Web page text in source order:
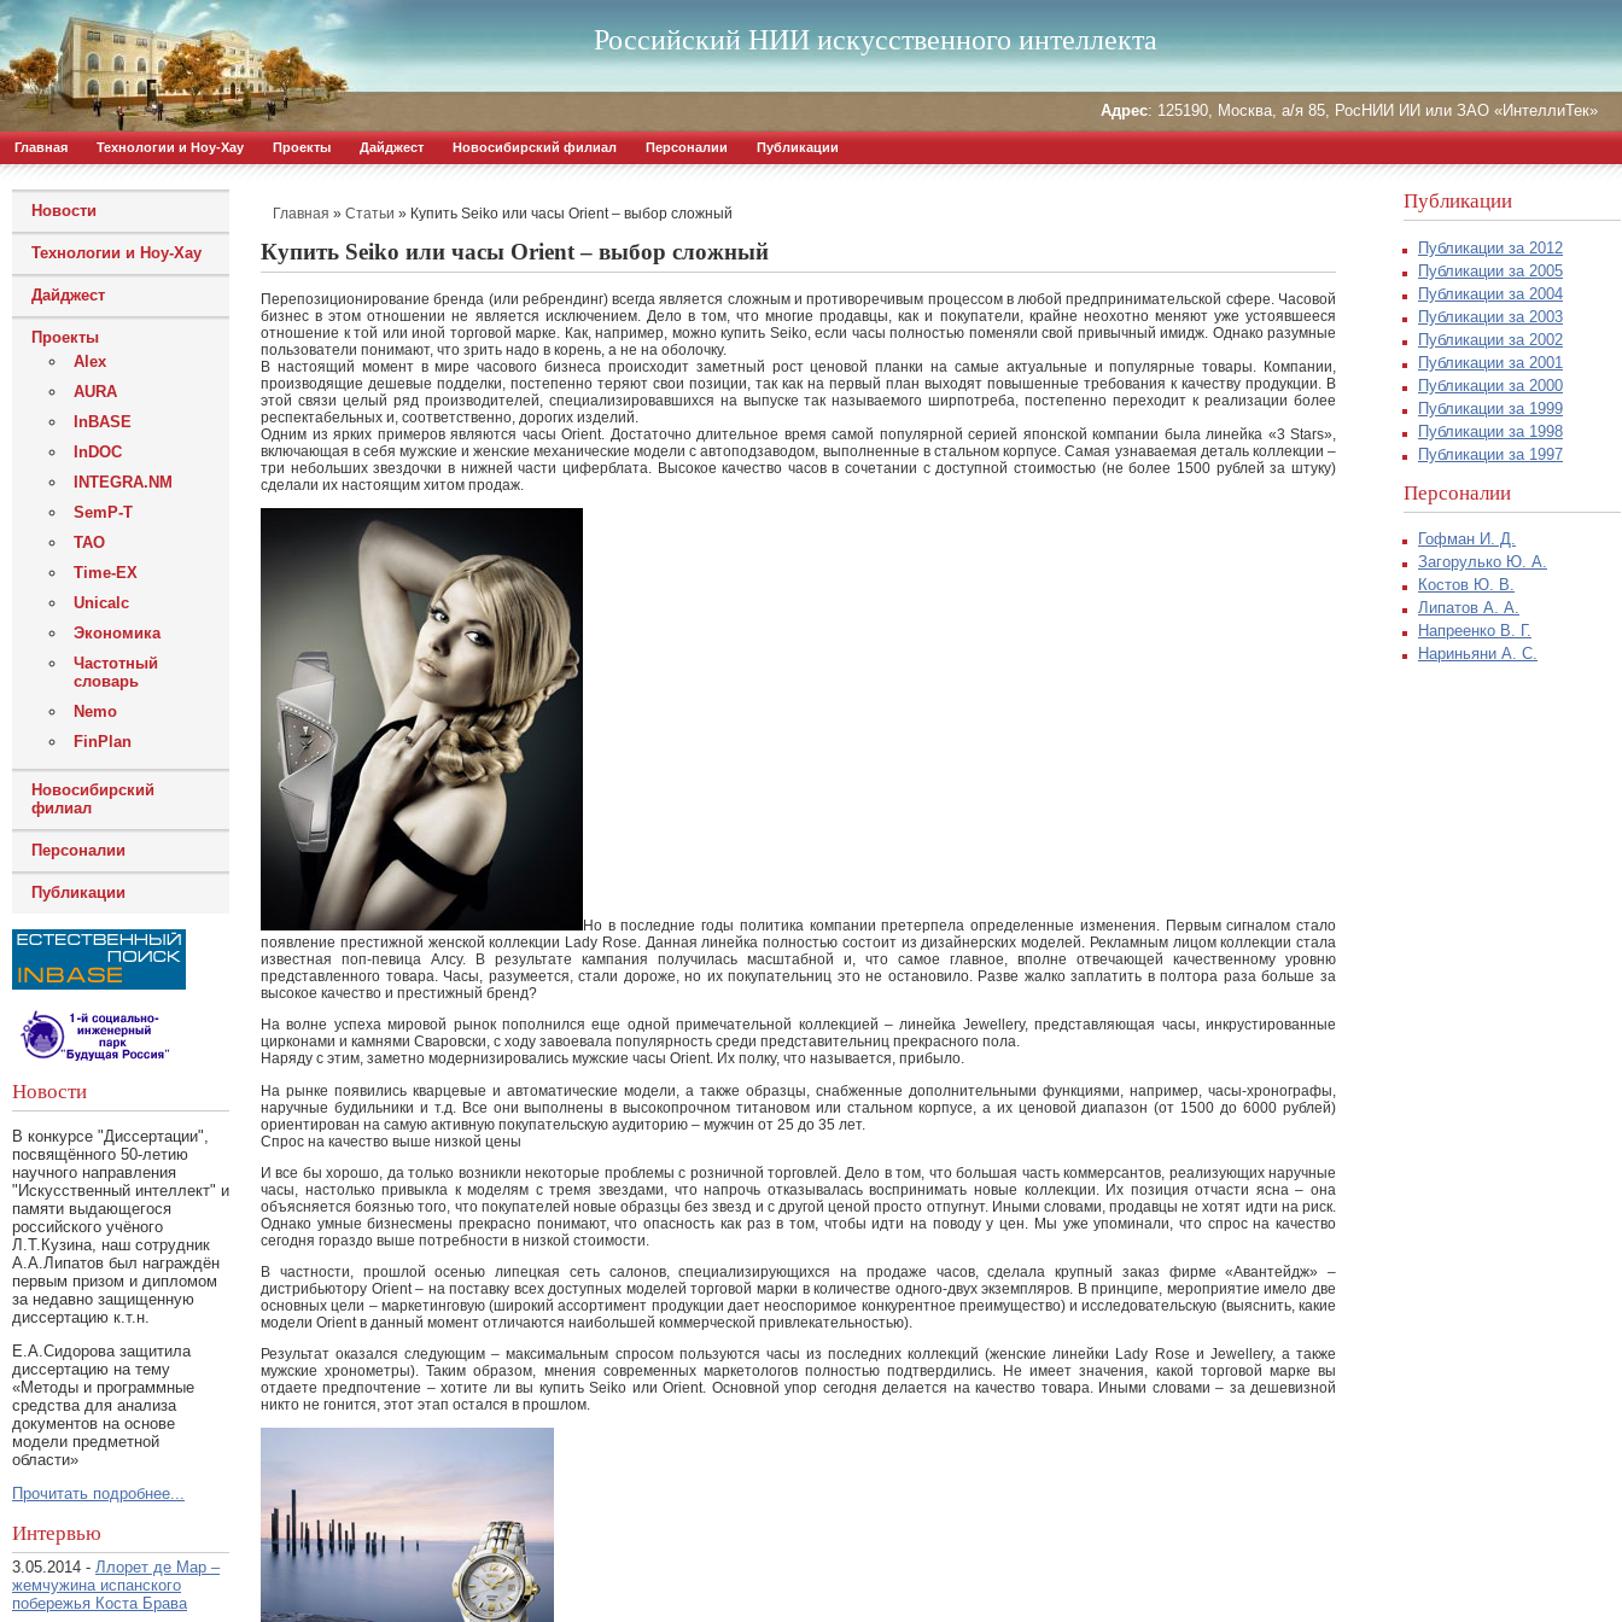
Российский НИИ искусственного интеллекта
Адрес: 125190, Москва, а/я 85, РосНИИ ИИ или ЗАО «ИнтеллиТек»
Главная Технологии и Ноу-Хау Проекты Дайджест Новосибирский филиал Персоналии Публикации
Новости
Технологии и Ноу-Хау
Дайджест
Проекты
Alex
AURA
InBASE
InDOC
INTEGRA.NM
SemP-T
ТАО
Time-EX
Unicalc
Экономика
Частотный
словарь
Nemo
FinPlan
Новосибирский
филиал
Персоналии
Публикации
Новости
В конкурсе "Диссертации",
посвящённого 50-летию
научного направления
"Искусственный интеллект" и
памяти выдающегося
российского учёного
Л.Т.Кузина, наш сотрудник
А.А.Липатов был награждён
первым призом и дипломом
за недавно защищенную
диссертацию к.т.н.
Е.А.Сидорова защитила
диссертацию на тему
«Методы и программные
средства для анализа
документов на основе
модели предметной
области»
Прочитать подробнее...
Интервью
3.05.2014 - Ллорет де Мар –
жемчужина испанского
побережья Коста Брава
Главная » Статьи » Купить Seiko или часы Оrient – выбор сложный
Купить Seiko или часы Оrient – выбор сложный
Перепозиционирование бренда (или ребрендинг) всегда является сложным и противоречивым процессом в любой предпринимательской сфере. Часовой
бизнес в этом отношении не является исключением. Дело в том, что многие продавцы, как и покупатели, крайне неохотно меняют уже устоявшееся
отношение к той или иной торговой марке. Как, например, можно купить Seiko, если часы полностью поменяли свой привычный имидж. Однако разумные
пользователи понимают, что зрить надо в корень, а не на оболочку.
В настоящий момент в мире часового бизнеса происходит заметный рост ценовой планки на самые актуальные и популярные товары. Компании,
производящие дешевые подделки, постепенно теряют свои позиции, так как на первый план выходят повышенные требования к качеству продукции. В
этой связи целый ряд производителей, специализировавшихся на выпуске так называемого ширпотреба, постепенно переходит к реализации более
респектабельных и, соответственно, дорогих изделий.
Одним из ярких примеров являются часы Оrient. Достаточно длительное время самой популярной серией японской компании была линейка «3 Stars»,
включающая в себя мужские и женские механические модели с автоподзаводом, выполненные в стальном корпусе. Самая узнаваемая деталь коллекции –
три небольших звездочки в нижней части циферблата. Высокое качество часов в сочетании с доступной стоимостью (не более 1500 рублей за штуку)
сделали их настоящим хитом продаж.
Но в последние годы политика компании претерпела определенные изменения. Первым сигналом стало
появление престижной женской коллекции Lady Rose. Данная линейка полностью состоит из дизайнерских моделей. Рекламным лицом коллекции стала
известная поп-певица Алсу. В результате кампания получилась масштабной и, что самое главное, вполне отвечающей качественному уровню
представленного товара. Часы, разумеется, стали дороже, но их покупательниц это не остановило. Разве жалко заплатить в полтора раза больше за
высокое качество и престижный бренд?
На волне успеха мировой рынок пополнился еще одной примечательной коллекцией – линейка Jewellery, представляющая часы, инкрустированные
цирконами и камнями Сваровски, с ходу завоевала популярность среди представительниц прекрасного пола.
Наряду с этим, заметно модернизировались мужские часы Оrient. Их полку, что называется, прибыло.
На рынке появились кварцевые и автоматические модели, а также образцы, снабженные дополнительными функциями, например, часы-хронографы,
наручные будильники и т.д. Все они выполнены в высокопрочном титановом или стальном корпусе, а их ценовой диапазон (от 1500 до 6000 рублей)
ориентирован на самую активную покупательскую аудиторию – мужчин от 25 до 35 лет.
Спрос на качество выше низкой цены
И все бы хорошо, да только возникли некоторые проблемы с розничной торговлей. Дело в том, что большая часть коммерсантов, реализующих наручные
часы, настолько привыкла к моделям с тремя звездами, что напрочь отказывалась воспринимать новые коллекции. Их позиция отчасти ясна – она
объясняется боязнью того, что покупателей новые образцы без звезд и с другой ценой просто отпугнут. Иными словами, продавцы не хотят идти на риск.
Однако умные бизнесмены прекрасно понимают, что опасность как раз в том, чтобы идти на поводу у цен. Мы уже упоминали, что спрос на качество
сегодня гораздо выше потребности в низкой стоимости.
В частности, прошлой осенью липецкая сеть салонов, специализирующихся на продаже часов, сделала крупный заказ фирме «Авантейдж» –
дистрибьютору Orient – на поставку всех доступных моделей торговой марки в количестве одного-двух экземпляров. В принципе, мероприятие имело две
основных цели – маркетинговую (широкий ассортимент продукции дает неоспоримое конкурентное преимущество) и исследовательскую (выяснить, какие
модели Orient в данный момент отличаются наибольшей коммерческой привлекательностью).
Результат оказался следующим – максимальным спросом пользуются часы из последних коллекций (женские линейки Lady Rose и Jewellery, а также
мужские хронометры). Таким образом, мнения современных маркетологов полностью подтвердились. Не имеет значения, какой торговой марке вы
отдаете предпочтение – хотите ли вы купить Seiko или Orient. Основной упор сегодня делается на качество товара. Иными словами – за дешевизной
никто не гонится, этот этап остался в прошлом.
Публикации
Публикации за 2012
Публикации за 2005
Публикации за 2004
Публикации за 2003
Публикации за 2002
Публикации за 2001
Публикации за 2000
Публикации за 1999
Публикации за 1998
Публикации за 1997
Персоналии
Гофман И. Д.
Загорулько Ю. А.
Костов Ю. В.
Липатов А. А.
Напреенко В. Г.
Нариньяни А. С.